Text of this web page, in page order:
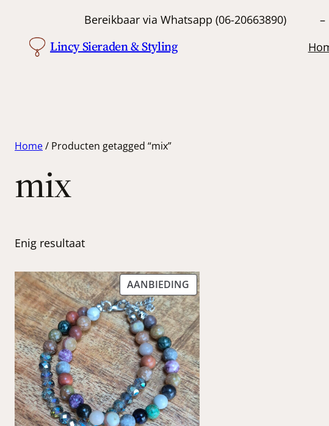
Bereikbaar via Whatsapp (06-
Lincy Sieraden & Styling
Home/ Producten getagged “mix”
mix
Enig resultaat
AANBIEDING PRODUCT
IN
DE
UITVERKOOP